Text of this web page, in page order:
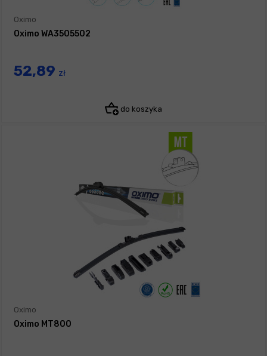
Oximo
Oximo WA3505502
52,89 zł
do koszyka
Oximo
Oximo MT800